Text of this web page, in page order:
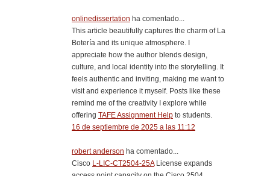
onlinedissertation ha comentado...
This article beautifully captures the charm of La
Botería and its unique atmosphere. I
appreciate how the author blends design,
culture, and local identity into the storytelling. It
feels authentic and inviting, making me want to
visit and experience it myself. Posts like these
remind me of the creativity I explore while
offering TAFE Assignment Help to students.
16 de septiembre de 2025 a las 11:12
robert anderson ha comentado...
Cisco L-LIC-CT2504-25ALicense expands